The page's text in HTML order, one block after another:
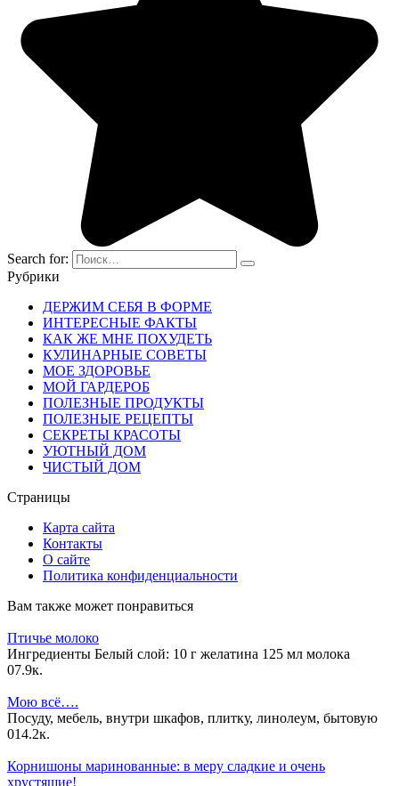
Search for:
Рубрики
ДЕРЖИМ СЕБЯ В ФОРМЕ
ИНТЕРЕСНЫЕ ФАКТЫ
КАК ЖЕ МНЕ ПОХУДЕТЬ
КУЛИНАРНЫЕ СОВЕТЫ
МОЕ ЗДОРОВЬЕ
МОЙ ГАРДЕРОБ
ПОЛЕЗНЫЕ ПРОДУКТЫ
ПОЛЕЗНЫЕ РЕЦЕПТЫ
СЕКРЕТЫ КРАСОТЫ
УЮТНЫЙ ДОМ
ЧИСТЫЙ ДОМ
Страницы
Карта сайта
Контакты
О сайте
Политика конфиденциальности
Вам также может понравиться
Птичье молоко
Ингредиенты Белый слой: 10 г желатина 125 мл молока
07.9к.
Мою всё….
Посуду, мебель, внутри шкафов, плитку, линолеум, бытовую
014.2к.
Корнишоны маринованные: в меру сладкие и очень
хрустящие!